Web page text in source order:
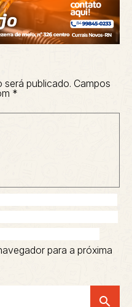
será publicado. Campos
*
para a próxima
search